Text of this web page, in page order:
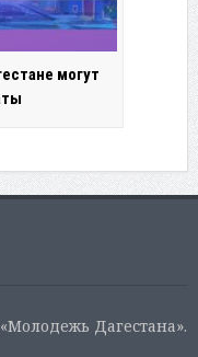
могут
Дагестана».